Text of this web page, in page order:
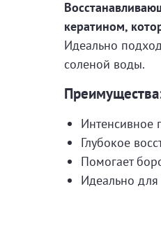
кератином,
Идеально
соленой воды.
Интенсивное
Глубокое
Помогает
Идеально